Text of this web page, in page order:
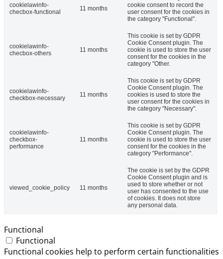
cookielawinfo-
checbox-functional
11 months
cookie consent to record the
user consent for the cookies in
the category "Functional".
cookielawinfo-
checbox-others
11 months
This cookie is set by GDPR
Cookie Consent plugin. The
cookie is used to store the user
consent for the cookies in the
category "Other.
cookielawinfo-
checkbox-necessary
11 months
This cookie is set by GDPR
Cookie Consent plugin. The
cookies is used to store the
user consent for the cookies in
the category "Necessary".
cookielawinfo-
checkbox-
performance
11 months
This cookie is set by GDPR
Cookie Consent plugin. The
cookie is used to store the user
consent for the cookies in the
category "Performance".
viewed_cookie_policy 11 months
The cookie is set by the GDPR
Cookie Consent plugin and is
used to store whether or not
user has consented to the use
of cookies. It does not store
any personal data.
Functional
Functional
Functional cookies help to perform certain functionalities